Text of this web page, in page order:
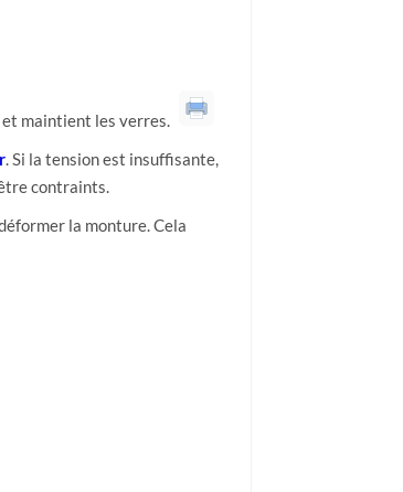
maintient les verres.
. Si la tension est insuffisante,
contraints.
la monture. Cela